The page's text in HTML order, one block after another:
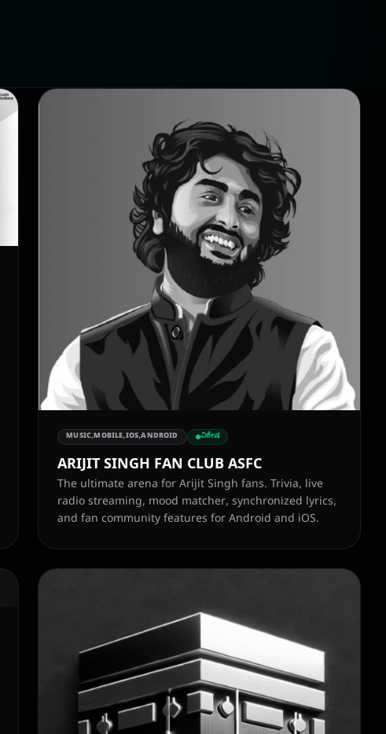
MUSIC,MOBILE,IOS,ANDROID ವಿಶೇಷ
ARIJIT SINGH FAN CLUB ASFC
The ultimate arena for Arijit Singh fans. Trivia, live
radio streaming, mood matcher, synchronized lyrics,
and fan community features for Android and iOS.